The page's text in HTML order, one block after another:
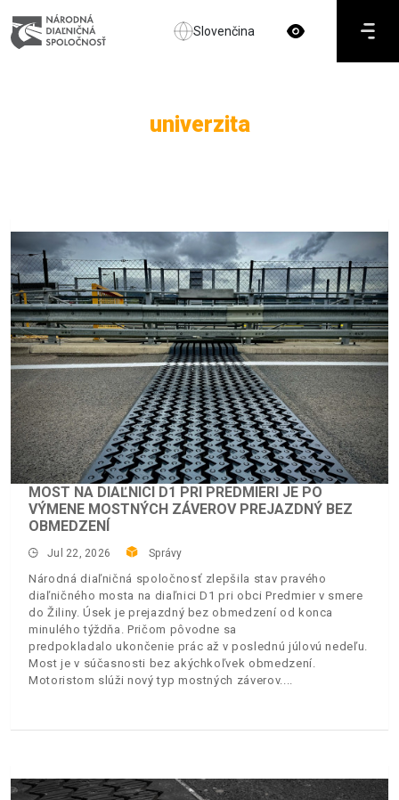
Slovenčina
univerzita
MOST NA DIAĽNICI D1 PRI PREDMIERI JE PO
VÝMENE MOSTNÝCH ZÁVEROV PREJAZDNÝ BEZ
OBMEDZENÍ
Jul 22, 2026 Správy
Národná diaľničná spoločnosť zlepšila stav pravého
diaľničného mosta na diaľnici D1 pri obci Predmier v smere
do Žiliny. Úsek je prejazdný bez obmedzení od konca
minulého týždňa. Pričom pôvodne sa
predpokladalo ukončenie prác až v poslednú júlovú nedeľu.
Most je v súčasnosti bez akýchkoľvek obmedzení.
Motoristom slúži nový typ mostných záverov.